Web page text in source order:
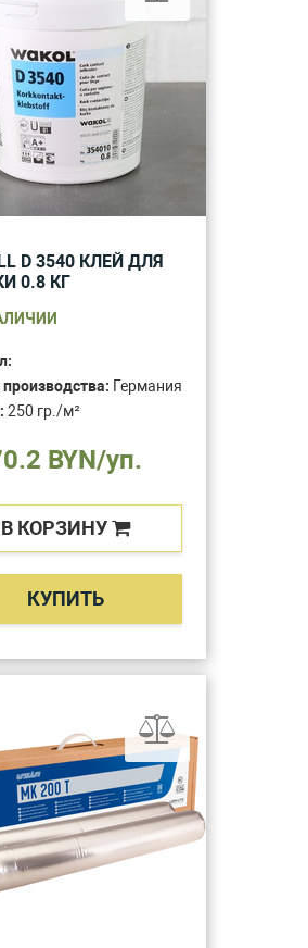
D 3540 КЛЕЙ ДЛЯ
0.8 КГ
Германия
250 гр./м²
BYN/уп.
В КОРЗИНУ
КУПИТЬ